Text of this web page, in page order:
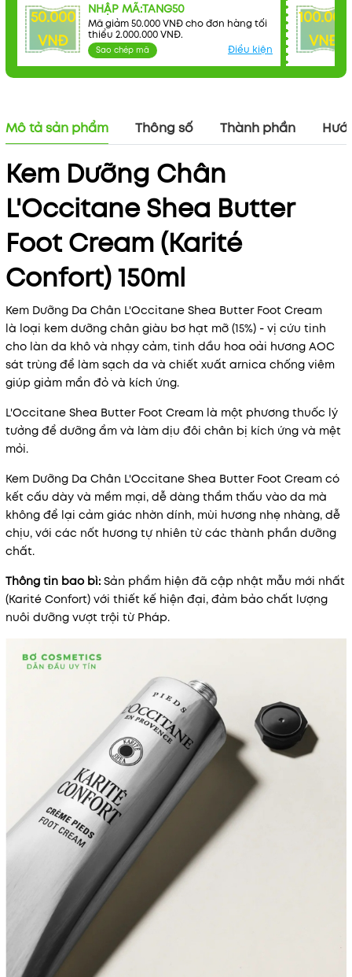
50.000
VNĐ
NHẬP MÃ:TANG50
Mã giảm 50.000 VNĐ cho đơn hàng tối
thiểu 2.000.000 VNĐ.
Sao chép mã Điều kiện
100.000
VNĐ
Mã khuyến mãi:
Mô tả sản phẩm Thông số Thành phần
Kem Dưỡng Chân
L'Occitane Shea Butter
Foot Cream (Karité
Confort) 150ml
Kem Dưỡng Da Chân L'Occitane Shea Butter Foot Cream
là loại kem dưỡng chân giàu bơ hạt mỡ (15%) - vị cứu tinh
cho làn da khô và nhạy cảm, tinh dầu hoa oải hương AOC
sát trùng để làm sạch da và chiết xuất arnica chống viêm
giúp giảm mẩn đỏ và kích ứng.
L'Occitane Shea Butter Foot Cream là một phương thuốc lý
tưởng để dưỡng ẩm và làm dịu đôi chân bị kích ứng và mệt
mỏi.
Kem Dưỡng Da Chân L'Occitane Shea Butter Foot Cream có
kết cấu dày và mềm mại, dễ dàng thẩm thấu vào da mà
không để lại cảm giác nhờn dính, mùi hương nhẹ nhàng, dễ
chịu, với các nốt hương tự nhiên từ các thành phần dưỡng
chất.
Thông tin bao bì: Sản phẩm hiện đã cập nhật mẫu mới nhất
(Karité Confort) với thiết kế hiện đại, đảm bảo chất lượng
nuôi dưỡng vượt trội từ Pháp.